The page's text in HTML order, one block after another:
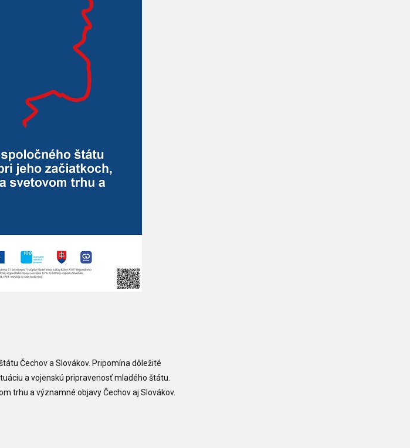
Čechov a Slovákov. Pripomína dôležité
a vojenskú pripravenosť mladého štátu.
trhu a významné objavy Čechov aj Slovákov.